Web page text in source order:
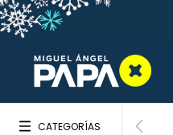
CATEGORÍAS